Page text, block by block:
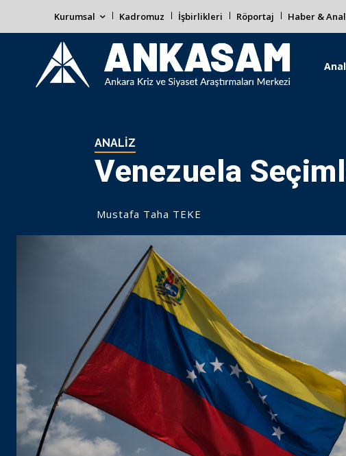
Kurumsal Kadromuz İşbirlikleri Röportaj Haber &
ANALIZ
Venezuela
Mustafa Taha TEKE